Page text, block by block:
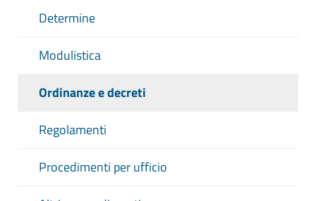
Determine
Modulistica
Ordinanze e decreti
Regolamenti
Procedimenti per ufficio